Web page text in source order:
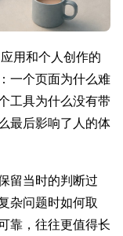
用和个人创作的
一个页面为什么难
工具为什么没有带
最后影响了人的体
留当时的判断过
杂问题时如何取
靠，往往更值得长